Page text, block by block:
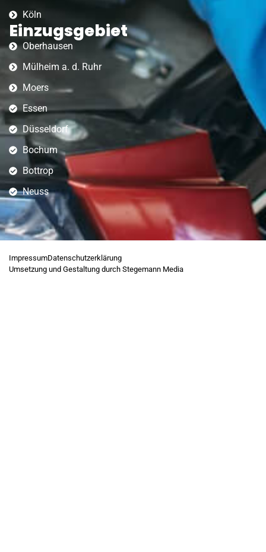
Köln
Einzugsgebiet
Oberhausen
Mülheim a. d. Ruhr
Moers
Essen
Düsseldorf
Bochum
Bottrop
Neuss
ImpressumDatenschutzerklärung
Umsetzung und Gestaltung durch Stegemann Media